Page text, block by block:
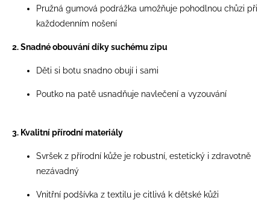
Pružná gumová podrážka umožňuje pohodlnou chůzi při
každodenním nošení
2. Snadné obouvání díky suchému zipu
Děti si botu snadno obují i sami
Poutko na patě usnadňuje navlečení a vyzouvání
3. Kvalitní přírodní materiály
Svršek z přírodní kůže je robustní, estetický i zdravotně
nezávadný
Vnitřní podšívka z textilu je citlivá k dětské kůži